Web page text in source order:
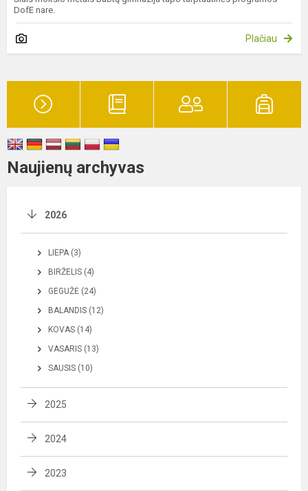
DofE nare.
Plačiau
Naujienų archyvas
2026
LIEPA (3)
BIRŽELIS (4)
GEGUŽĖ (24)
BALANDIS (12)
KOVAS (14)
VASARIS (13)
SAUSIS (10)
2025
2024
2023